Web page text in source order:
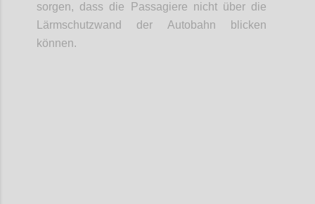
sorgen, dass die Passagiere nicht über die
Lärmschutzwand der Autobahn blicken
können.